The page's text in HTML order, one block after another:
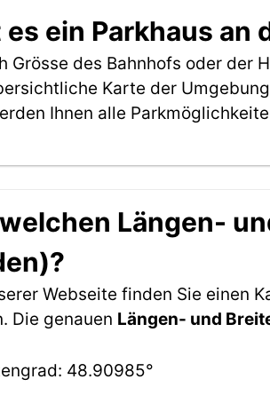
es ein Parkhaus an
Grösse des Bahnhofs oder der
Karte der
Ihnen alle
Längen-
Webseite finden Sie einen
Die genauen Längen- und
48.90985°